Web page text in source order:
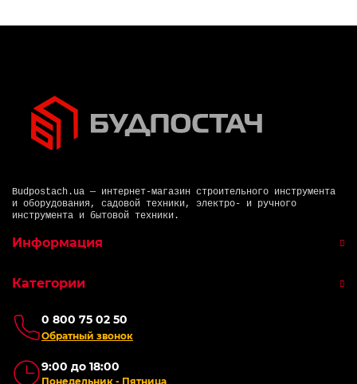
Budpostach.ua — интернет-магазин строительного инструмента
и оборудования, садовой техники, электро- и ручного
инструмента и бытовой техники.
0 800 75 02 50
Обратный звонок
9:00 до 18:00
Понедельник - Пятница
Информация
Категории